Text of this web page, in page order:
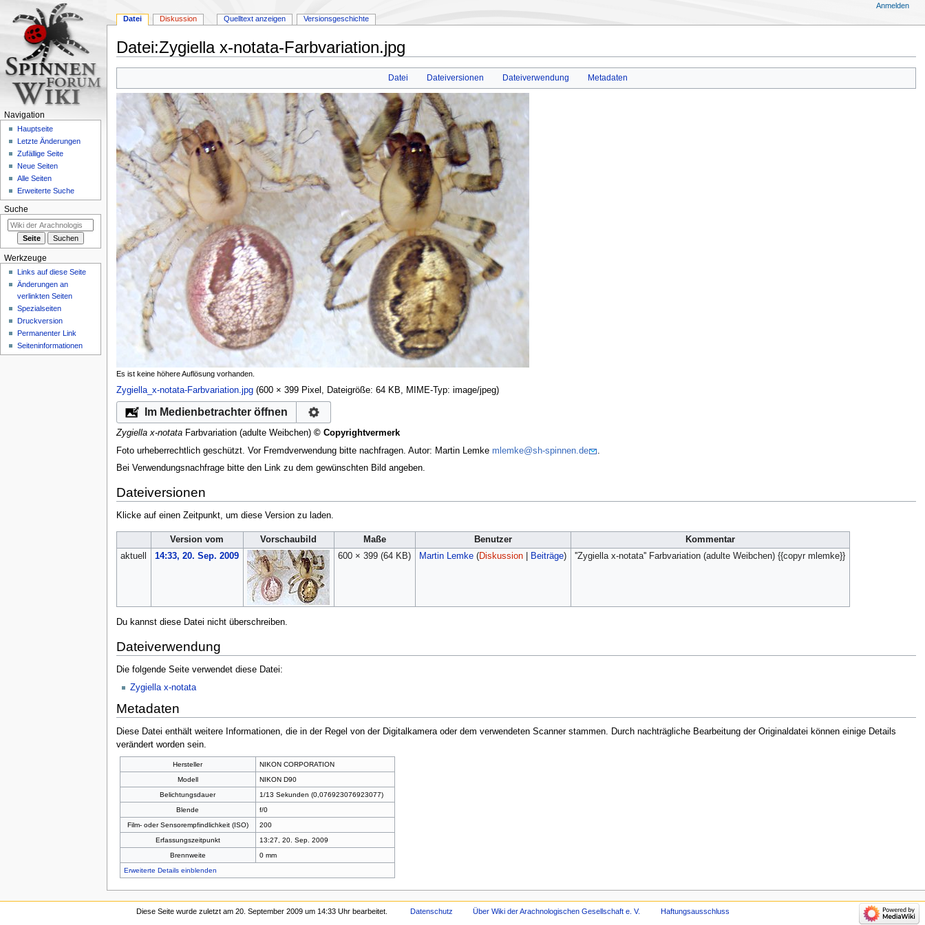
Datei:Zygiella x-notata-Farbvariation.jpg
springen
springen
Datei Dateiversionen Dateiverwendung Metadaten
Es ist keine höhere Auflösung vorhanden.
Zygiella_x-notata-Farbvariation.jpg‎ (600 × 399 Pixel, Dateigröße: 64 KB, MIME-Typ: image/jpeg)
Im Medienbetrachter öffnen
Zygiella x-notataFarbvariation (adulte Weibchen) © Copyrightvermerk
Foto urheberrechtlich geschützt. Vor Fremdverwendung bitte nachfragen. Autor: Martin Lemke mlemke@sh-spinnen.de
Bei Verwendungsnachfrage bitte den Link zu dem gewünschten Bild angeben.
Dateiversionen
Klicke auf einen Zeitpunkt, um diese Version zu laden.
Version vom Vorschaubild Maße Benutzer
Kommentar
aktuell
14:33, 20. Sep. 2009 600 × 399 (64 KB) Martin Lemke (Diskussion| Beiträge) ''Zygiella x-notata'' Farbvariation (adulte Weibchen) {{copyr mlemke}}
Du kannst diese Datei nicht überschreiben.
Dateiverwendung
Die folgende Seite verwendet diese Datei:
Zygiella x-notata
Metadaten
Diese Datei enthält weitere Informationen, die in der Regel von der Digitalkamera oder dem verwendeten Scanner stammen. Durch nachträgliche Bearbeitung der Originaldatei können einige Details
verändert worden sein.
Hersteller
NIKON CORPORATION
Modell
NIKON D90
Belichtungsdauer
1/13 Sekunden (0,076923076923077)
Blende
f/0
Film- oder Sensorempfindlichkeit (ISO)
200
Erfassungszeitpunkt
13:27, 20. Sep. 2009
Brennweite
0 mm
Erweiterte Details einblenden
Datei Diskussion Quelltext anzeigen Versionsgeschichte
Anmelden
Navigation
Hauptseite
Letzte Änderungen
Zufällige Seite
Neue Seiten
Alle Seiten
Erweiterte Suche
Suche
Werkzeuge
Links auf diese Seite
Änderungen an
verlinkten Seiten
Spezialseiten
Druckversion
Permanenter Link
Seiten­­informationen
Diese Seite wurde zuletzt am 20. September 2009 um 14:33 Uhr bearbeitet. Datenschutz Über Wiki der Arachnologischen Gesellschaft e. V. Haftungsausschluss